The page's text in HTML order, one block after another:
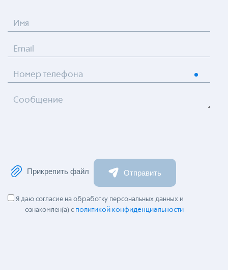
Имя
Email
Номер телефона
Сообщение
Прикрепить файл Отправить
Я даю согласие на обработку персональных данных и
ознакомлен(а) с политикой конфиденциальности